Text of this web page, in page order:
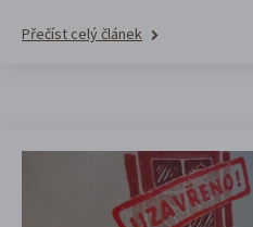
Přečíst celý článek